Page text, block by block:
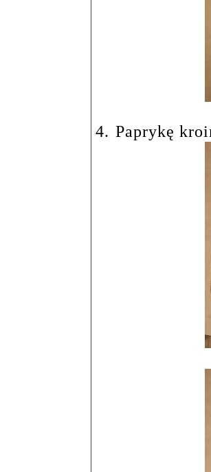
4. Paprykę